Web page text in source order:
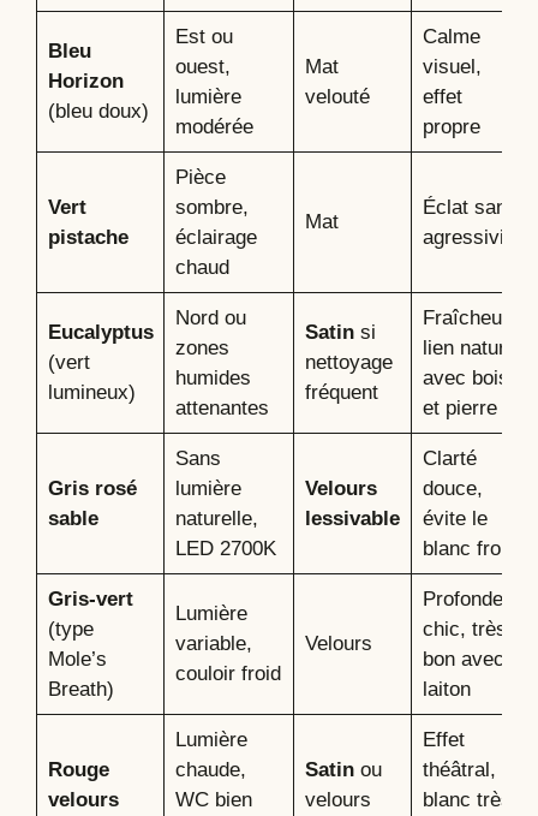
Bleu
Horizon
(bleu doux)
Est ou
ouest,
lumière
modérée
Mat
velouté
Calme
visuel,
effet
propre
Vert
pistache
Pièce
sombre,
éclairage
chaud
Mat
Éclat sans
agressivité
Eucalyptus
(vert
lumineux)
Nord ou
zones
humides
attenantes
Satinsi
nettoyage
fréquent
Fraîcheur,
lien naturel
avec bois
et pierre
Gris rosé
sable
Sans
lumière
naturelle,
LED 2700K
Velours
lessivable
Clarté
douce,
évite le
blanc froid
Gris-vert
(type
Mole’s
Breath)
Lumière
variable,
couloir froid
Velours
Profondeur
chic, très
bon avec
laiton
Rouge
velours
Lumière
chaude,
WC bien
Satinou
velours
Effet
théâtral,
blanc très